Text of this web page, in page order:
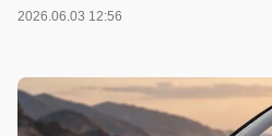
2026.06.03 12:56